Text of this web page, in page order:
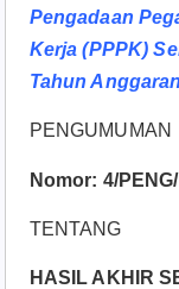
Pengadaan
Kerja (PPPK)
Tahun
PENGUMUMAN
Nomor: 4/
TENTANG
HASIL AKHIR